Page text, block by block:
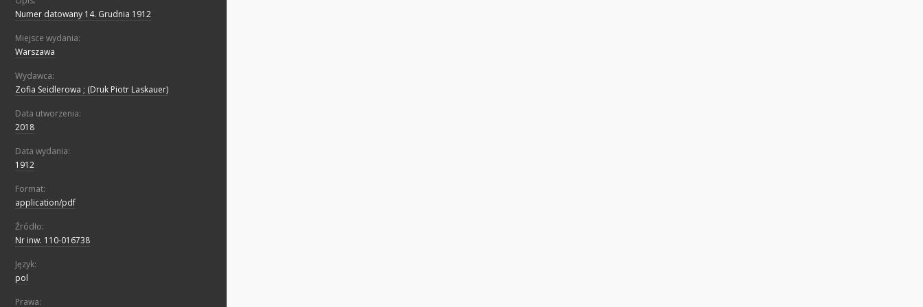
Numer datowany 14. Grudnia 1912
Miejsce wydania:
Warszawa
Wydawca:
Zofia Seidlerowa ; (Druk Piotr Laskauer)
Data utworzenia:
2018
Data wydania:
1912
Format:
application/pdf
Źródło:
Nr inw. 110-016738
Język:
pol
Prawa: